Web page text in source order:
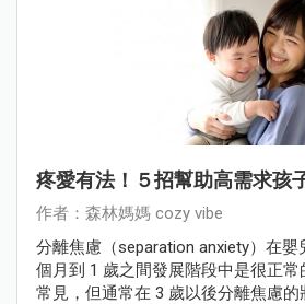
疼愛有法！５招幫助高需求孩
作者：森林媽媽 cozy vibe
分離焦慮（separation anxiety）在嬰
個月到 1 歲之間發展階段中是很正
常見，但通常在 3 歲以後分離焦慮的